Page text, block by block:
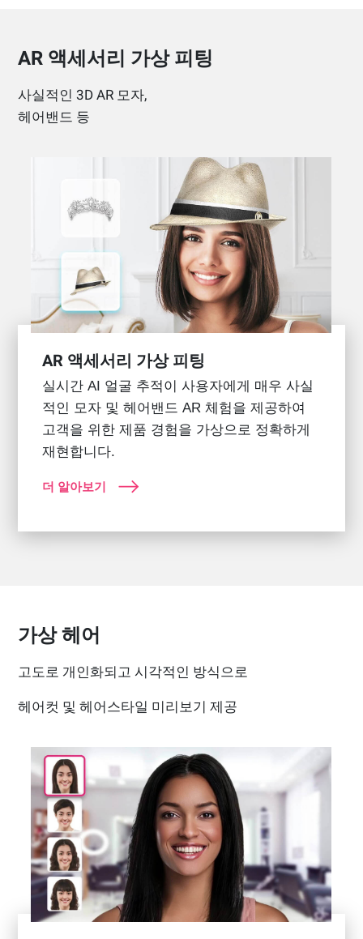
AR 액세서리 가상 피팅
사실적인 3D AR 모자,
헤어밴드 등
AR 액세서리 가상 피팅
실시간 AI 얼굴 추적이 사용자에게 매우 사실
적인 모자 및 헤어밴드 AR 체험을 제공하여
고객을 위한 제품 경험을 가상으로 정확하게
재현합니다.
더 알아보기
가상 헤어
고도로 개인화되고 시각적인 방식으로
헤어컷 및 헤어스타일 미리보기 제공